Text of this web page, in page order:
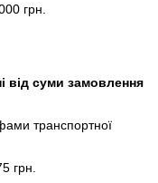
грн.
від суми замовлення
транспортної
грн.